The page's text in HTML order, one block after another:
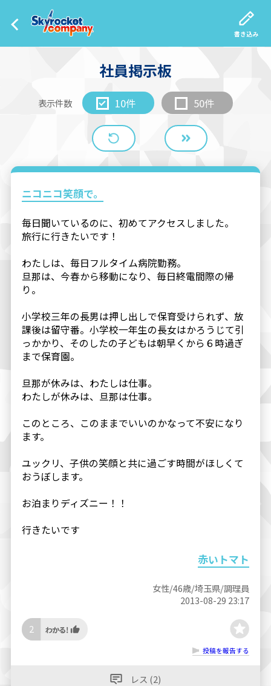
書き込み
社員掲示板
表示件数 10件 50件
ニコニコ笑顔で。
毎日聞いているのに、初めてアクセスしました。
旅行に行きたいです！
わたしは、毎日フルタイム病院勤務。
旦那は、今春から移動になり、毎日終電間際の帰
り。
小学校三年の長男は押し出しで保育受けられず、放
課後は留守番。小学校一年生の長女はかろうじて引
っかかり、そのしたの子どもは朝早くから６時過ぎ
まで保育園。
旦那が休みは、わたしは仕事。
わたしが休みは、旦那は仕事。
このところ、このままでいいのかなって不安になり
ます。
ユックリ、子供の笑顔と共に過ごす時間がほしくて
おうぼします。
お泊まりディズニー！！
行きたいです
赤いトマト
女性/46歳/埼玉県/調理員
2013-08-29 23:17
2
投稿を報告する
レス (2)